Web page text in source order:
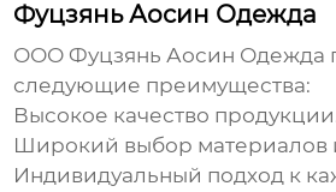
Фуцзянь Аосин Одежда
ООО Фуцзянь Аосин Одежда
следующие преимущества:
Высокое качество
Широкий выбор материалов
Индивидуальный подход к